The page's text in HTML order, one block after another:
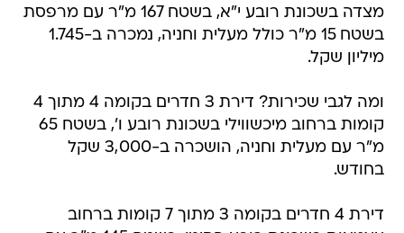
מצדה בשכונת רובע י"א, בשטח 167 מ"ר עם מרפסת
בשטח 15 מ"ר כולל מעלית וחניה, נמכרה ב-1.745
מיליון שקל.
ומה לגבי שכירות? דירת 3 חדרים בקומה 4 מתוך 4
קומות ברחוב מיכשווילי בשכונת רובע ו', בשטח 65
מ"ר עם מעלית וחניה, הושכרה ב-3,000 שקל
בחודש.
דירת 4 חדרים בקומה 3 מתוך 7 קומות ברחוב